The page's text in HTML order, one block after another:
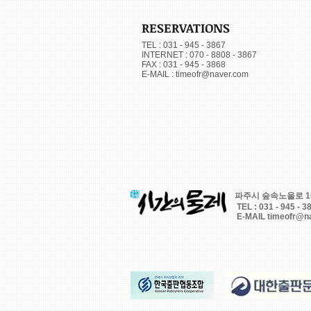
RESERVATIONS
TEL : 031 - 945 - 3867
INTERNET : 070 - 8808 - 3867
FAX : 031 - 945 - 3868
E-MAIL : timeofr@naver.com
파주시 숲속노을로
TEL : 031 - 945 -
E-MAIL